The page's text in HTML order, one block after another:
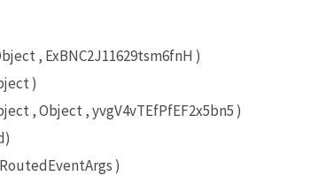
, ExBNC2J11629tsm6fnH )
)
, Object , yvgV4vTEfPfEF2x5bn5 )
)